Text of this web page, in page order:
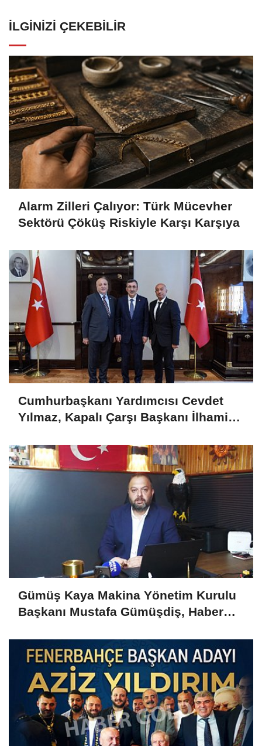
İLGINIZI ÇEKEBILIR
Alarm Zilleri Çalıyor: Türk Mücevher
Sektörü Çöküş Riskiyle Karşı Karşıya
Cumhurbaşkanı Yardımcısı Cevdet
Yılmaz, Kapalı Çarşı Başkanı İlhami
Gümüş Kaya Makina Yönetim Kurulu
Başkanı Mustafa Gümüşdiş, Haber